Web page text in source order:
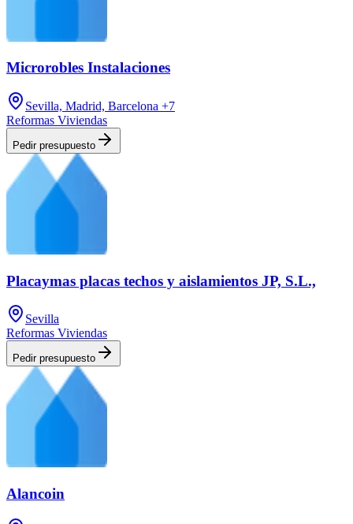
Microrobles Instalaciones
Sevilla, Madrid, Barcelona +7
Reformas Viviendas
Pedir presupuesto
Placaymas placas techos y aislamientos JP, S.L.,
Sevilla
Reformas Viviendas
Pedir presupuesto
Alancoin